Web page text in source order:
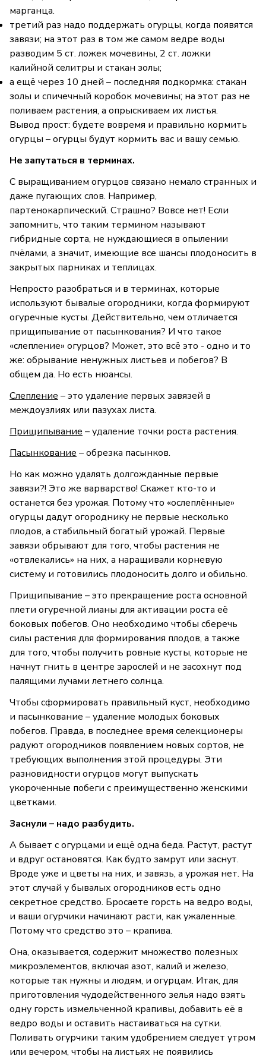
марганца.
третий раз надо поддержать огурцы, когда появятся
завязи; на этот раз в том же самом ведре воды
разводим 5 ст. ложек мочевины, 2 ст. ложки
калийной селитры и стакан золы;
а ещё через 10 дней – последняя подкормка: стакан
золы и спичечный коробок мочевины; на этот раз не
поливаем растения, а опрыскиваем их листья.
Вывод прост: будете вовремя и правильно кормить
огурцы – огурцы будут кормить вас и вашу семью.
Не запутаться в терминах.
С выращиванием огурцов связано немало странных и
даже пугающих слов. Например,
партенокарпический. Страшно? Вовсе нет! Если
запомнить, что таким термином называют
гибридные сорта, не нуждающиеся в опылении
пчёлами, а значит, имеющие все шансы плодоносить в
закрытых парниках и теплицах.
Непросто разобраться и в терминах, которые
используют бывалые огородники, когда формируют
огуречные кусты. Действительно, чем отличается
прищипывание от пасынкования? И что такое
«слепление» огурцов? Может, это всё это - одно и то
же: обрывание ненужных листьев и побегов? В
общем да. Но есть нюансы.
Слепление – это удаление первых завязей в
междоузлиях или пазухах листа.
Прищипывание – удаление точки роста растения.
Пасынкование – обрезка пасынков.
Но как можно удалять долгожданные первые
завязи?! Это же варварство! Скажет кто-то и
останется без урожая. Потому что «ослеплённые»
огурцы дадут огороднику не первые несколько
плодов, а стабильный богатый урожай. Первые
завязи обрывают для того, чтобы растения не
«отвлекались» на них, а наращивали корневую
систему и готовились плодоносить долго и обильно.
Прищипывание – это прекращение роста основной
плети огуречной лианы для активации роста её
боковых побегов. Оно необходимо чтобы сберечь
силы растения для формирования плодов, а также
для того, чтобы получить ровные кусты, которые не
начнут гнить в центре зарослей и не засохнут под
палящими лучами летнего солнца.
Чтобы сформировать правильный куст, необходимо
и пасынкование – удаление молодых боковых
побегов. Правда, в последнее время селекционеры
радуют огородников появлением новых сортов, не
требующих выполнения этой процедуры. Эти
разновидности огурцов могут выпускать
укороченные побеги с преимущественно женскими
цветками.
Заснули – надо разбудить.
А бывает с огурцами и ещё одна беда. Растут, растут
и вдруг остановятся. Как будто замрут или заснут.
Вроде уже и цветы на них, и завязь, а урожая нет. На
этот случай у бывалых огородников есть одно
секретное средство. Бросаете горсть на ведро воды,
и ваши огурчики начинают расти, как ужаленные.
Потому что средство это – крапива.
Она, оказывается, содержит множество полезных
микроэлементов, включая азот, калий и железо,
которые так нужны и людям, и огурцам. Итак, для
приготовления чудодейственного зелья надо взять
одну горсть измельченной крапивы, добавить её в
ведро воды и оставить настаиваться на сутки.
Поливать огурчики таким удобрением следует утром
или вечером, чтобы на листьях не появились